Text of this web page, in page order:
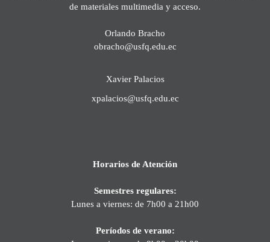
de materiales multimedia y acceso.
Orlando Bracho
obracho@usfq.edu.ec
Xavier Palacios
xpalacios@usfq.edu.ec
Horarios de Atención
Semestres regulares:
Lunes a viernes: de 7h00 a 21h00
Períodos de verano: